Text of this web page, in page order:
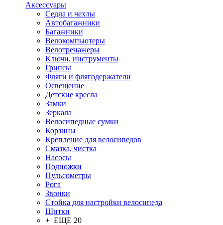
Аксессуары
Седла и чехлы
Автобагажники
Багажники
Велокомпьютеры
Велотренажеры
Ключи, инструменты
Грипсы
Фляги и флягодержатели
Освещение
Детские кресла
Замки
Зеркала
Велосипедные сумки
Корзины
Крепление для велосипедов
Смазка, чистка
Насосы
Подножки
Пульсометры
Рога
Звонки
Стойка для настройки велосипеда
Щитки
+ ЕЩЕ 20